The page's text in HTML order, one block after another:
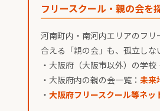
フリースクール・親の会を
河南町内・南河内エリアのフ
合える「親の会」も、孤立しな
・大阪府（大阪市以外）の学校
・大阪府内の親の会一覧： 未来
・ 大阪府フリースクール等ネッ